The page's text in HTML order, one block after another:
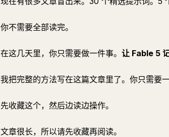
你不需要全部读完。
在这几天里，你只需要做一件事。 让 Fable 5
我把完整的方法写在这篇文章里了。你只需要
先收藏这个，然后边读边操作。
文章很长，所以请先收藏再阅读。